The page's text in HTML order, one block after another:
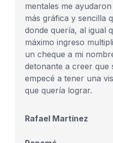
mentales me
más gráfica y sencilla
donde quería, al igual
máximo ingreso
un cheque a mi
detonante a creer que
empecé a tener una
que quería lograr.
Rafael Martínez